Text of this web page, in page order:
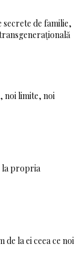
secrete de familie,
noi limite, noi
la propria
de la ei ceea ce noi